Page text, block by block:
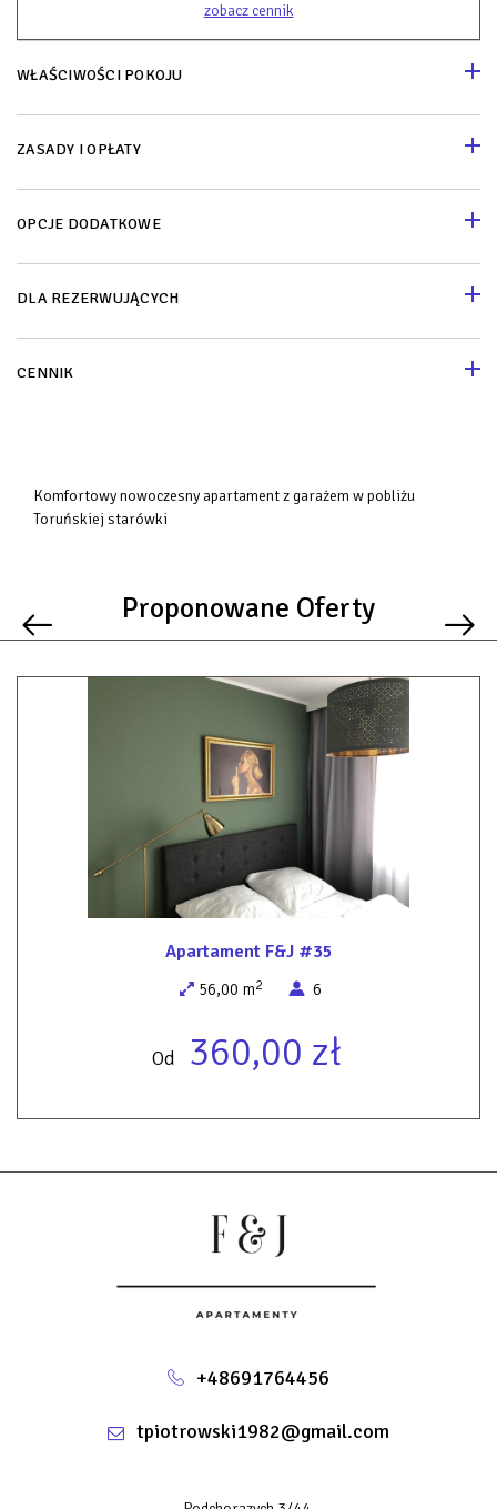
zobacz cennik
WŁAŚCIWOŚCI POKOJU
ZASADY I OPŁATY
OPCJE DODATKOWE
DLA REZERWUJĄCYCH
CENNIK
Komfortowy nowoczesny apartament z garażem w pobliżu
Toruńskiej starówki
Proponowane Oferty
Apartament F&J #35
56,00 m2 6
Od 360,00 zł
+48691764456
tpiotrowski1982@gmail.com